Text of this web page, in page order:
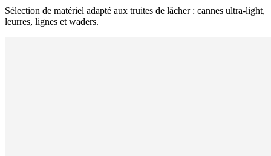
Sélection de matériel adapté aux truites de lâcher : cannes ultra-light,
leurres, lignes et waders.